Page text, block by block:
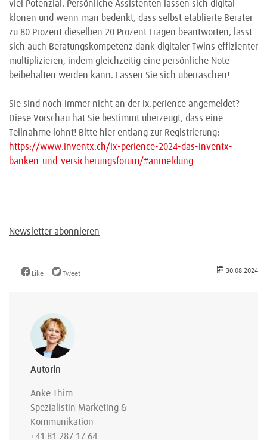
viel Potenzial. Persönliche Assistenten lassen sich digital
klonen und wenn man bedenkt, dass selbst etablierte Berater
zu 80 Prozent dieselben 20 Prozent Fragen beantworten, lässt
sich auch Beratungskompetenz dank digitaler Twins effizienter
multiplizieren, indem gleichzeitig eine persönliche Note
beibehalten werden kann. Lassen Sie sich überraschen!
Sie sind noch immer nicht an der ix.perience angemeldet?
Diese Vorschau hat Sie bestimmt überzeugt, dass eine
Teilnahme lohnt! Bitte hier entlang zur Registrierung:
https://www.inventx.ch/ix-perience-2024-das-inventx-
banken-und-versicherungsforum/#anmeldung
Newsletter abonnieren
Like Tweet 30.08.2024
Autorin
Anke Thim
Spezialistin Marketing &
Kommunikation
+41 81 287 17 64